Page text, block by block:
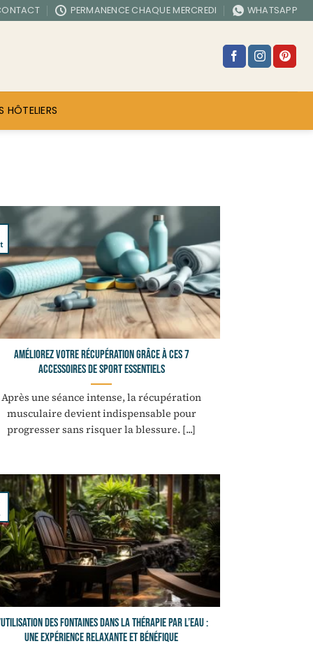
PERMANENCE CHAQUE MERCREDI WHATSAPP
HÔTELIERS
Améliorez votre récupération grâce à ces 7
accessoires de sport essentiels
Après une séance intense, la récupération
musculaire devient indispensable pour
progresser sans risquer la blessure. [...]
des fontaines dans la thérapie par l’eau :
une expérience relaxante et bénéfique